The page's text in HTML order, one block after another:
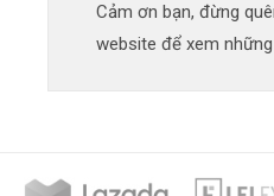
Cảm ơn bạn, đừng
website để xem